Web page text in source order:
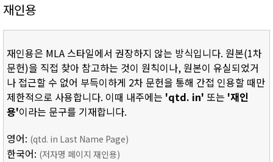
재인용
재인용은 MLA 스타일에서 권장하지 않는 방식입니다. 원본(1차
문헌)을 직접 찾아 참고하는 것이 원칙이나, 원본이 유실되었거
나 접근할 수 없어 부득이하게 2차 문헌을 통해 간접 인용할 때만
제한적으로 사용합니다. 이때 내주에는 'qtd. in' 또는 '재인
용'이라는 문구를 기재합니다.
영어: (qtd. in Last Name Page)
한국어: (저자명 페이지 재인용)